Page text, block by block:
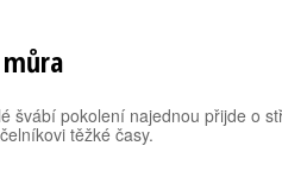
švábí pokolení najednou přijde o
těžké časy.